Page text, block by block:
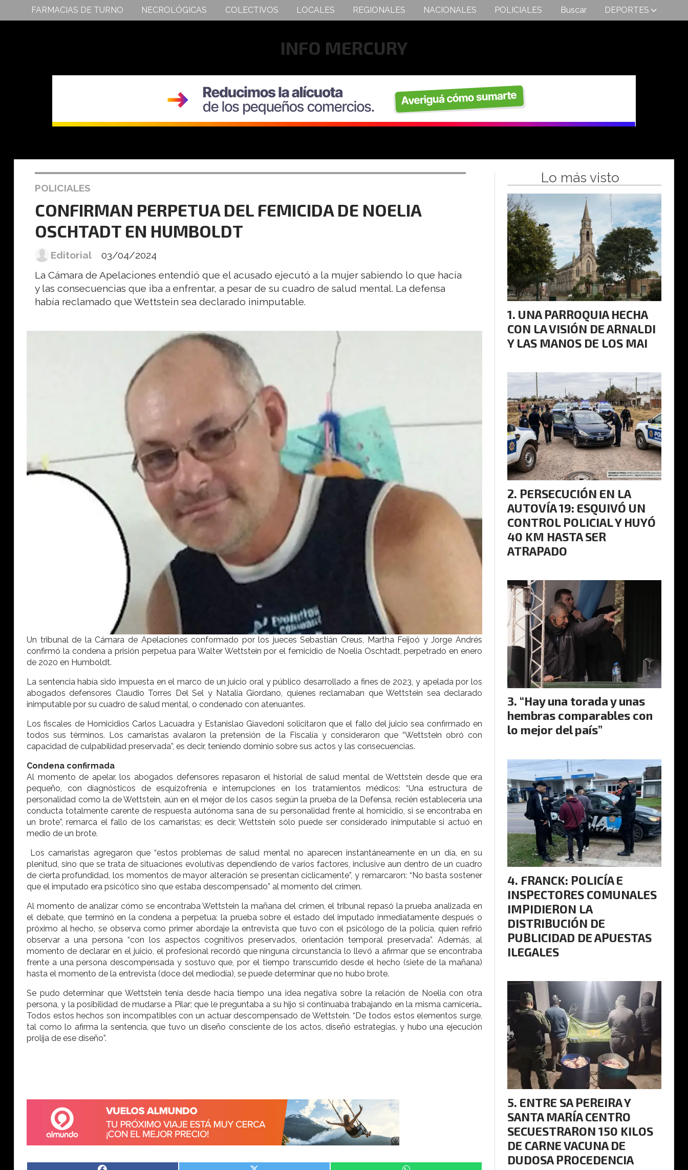
INFO MERCURY
FARMACIAS DE TURNO NECROLÓGICAS COLECTIVOS LOCALES REGIONALES NACIONALES POLICIALES Buscar DEPORTES
CONFIRMAN PERPETUA DEL FEMICIDA DE NOELIA
OSCHTADT EN HUMBOLDT
La Cámara de Apelaciones entendió que el acusado ejecutó a la mujer sabiendo lo que hacía
y las consecuencias que iba a enfrentar, a pesar de su cuadro de salud mental. La defensa
había reclamado que Wettstein sea declarado inimputable.
POLICIALES
03/04/2024
Editorial
Un tribunal de la Cámara de Apelaciones conformado por los jueces Sebastián Creus, Martha Feijoó y Jorge Andrés
confirmó la condena a prisión perpetua para Walter Wettstein por el femicidio de Noelia Oschtadt, perpetrado en enero
de 2020 en Humboldt.
La sentencia había sido impuesta en el marco de un juicio oral y público desarrollado a fines de 2023, y apelada por los
abogados defensores Claudio Torres Del Sel y Natalia Giordano, quienes reclamaban que Wettstein sea declarado
inimputable por su cuadro de salud mental, o condenado con atenuantes.
Los fiscales de Homicidios Carlos Lacuadra y Estanislao Giavedoni solicitaron que el fallo del juicio sea confirmado en
todos sus términos. Los camaristas avalaron la pretensión de la Fiscalía y consideraron que “Wettstein obró con
capacidad de culpabilidad preservada”, es decir, teniendo dominio sobre sus actos y las consecuencias.
Condena confirmada
Al momento de apelar, los abogados defensores repasaron el historial de salud mental de Wettstein desde que era
pequeño, con diagnósticos de esquizofrenia e interrupciones en los tratamientos médicos: “Una estructura de
personalidad como la de Wettstein, aún en el mejor de los casos según la prueba de la Defensa, recién establecería una
conducta totalmente carente de respuesta autónoma sana de su personalidad frente al homicidio, si se encontraba en
un brote”, remarca el fallo de los camaristas; es decir, Wettstein sólo puede ser considerado inimputable si actuó en
medio de un brote.
Los camaristas agregaron que “estos problemas de salud mental no aparecen instantáneamente en un día, en su
plenitud, sino que se trata de situaciones evolutivas dependiendo de varios factores, inclusive aun dentro de un cuadro
de cierta profundidad, los momentos de mayor alteración se presentan cíclicamente”, y remarcaron: “No basta sostener
que el imputado era psicótico sino que estaba descompensado” al momento del crimen.
Al momento de analizar cómo se encontraba Wettstein la mañana del crimen, el tribunal repasó la prueba analizada en
el debate, que terminó en la condena a perpetua: la prueba sobre el estado del imputado inmediatamente después o
próximo al hecho, se observa como primer abordaje la entrevista que tuvo con el psicólogo de la policía, quien refirió
observar a una persona “con los aspectos cognitivos preservados, orientación temporal preservada”. Además, al
momento de declarar en el juicio, el profesional recordó que ninguna circunstancia lo llevó a afirmar que se encontraba
frente a una persona descompensada y sostuvo que, por el tiempo transcurrido desde el hecho (siete de la mañana)
hasta el momento de la entrevista (doce del mediodía), se puede determinar que no hubo brote.
Se pudo determinar que Wettstein tenía desde hacía tiempo una idea negativa sobre la relación de Noelia con otra
persona, y la posibilidad de mudarse a Pilar; que le preguntaba a su hijo si continuaba trabajando en la misma carnicería…
Todos estos hechos son incompatibles con un actuar descompensado de Wettstein. “De todos estos elementos surge,
tal como lo afirma la sentencia, que tuvo un diseño consciente de los actos, diseñó estrategias, y hubo una ejecución
prolija de ese diseño”.
Lo más visto
UNA PARROQUIA HECHA
CON LA VISIÓN DE ARNALDI
Y LAS MANOS DE LOS MAI
PERSECUCIÓN EN LA
AUTOVÍA 19: ESQUIVÓ UN
CONTROL POLICIAL Y HUYÓ
40 KM HASTA SER
ATRAPADO
“Hay una torada y unas
hembras comparables con
lo mejor del país”
FRANCK: POLICÍA E
INSPECTORES COMUNALES
IMPIDIERON LA
DISTRIBUCIÓN DE
PUBLICIDAD DE APUESTAS
ILEGALES
ENTRE SA PEREIRA Y
SANTA MARÍA CENTRO
SECUESTRARON 150 KILOS
DE CARNE VACUNA DE
DUDOSA PROCEDENCIA